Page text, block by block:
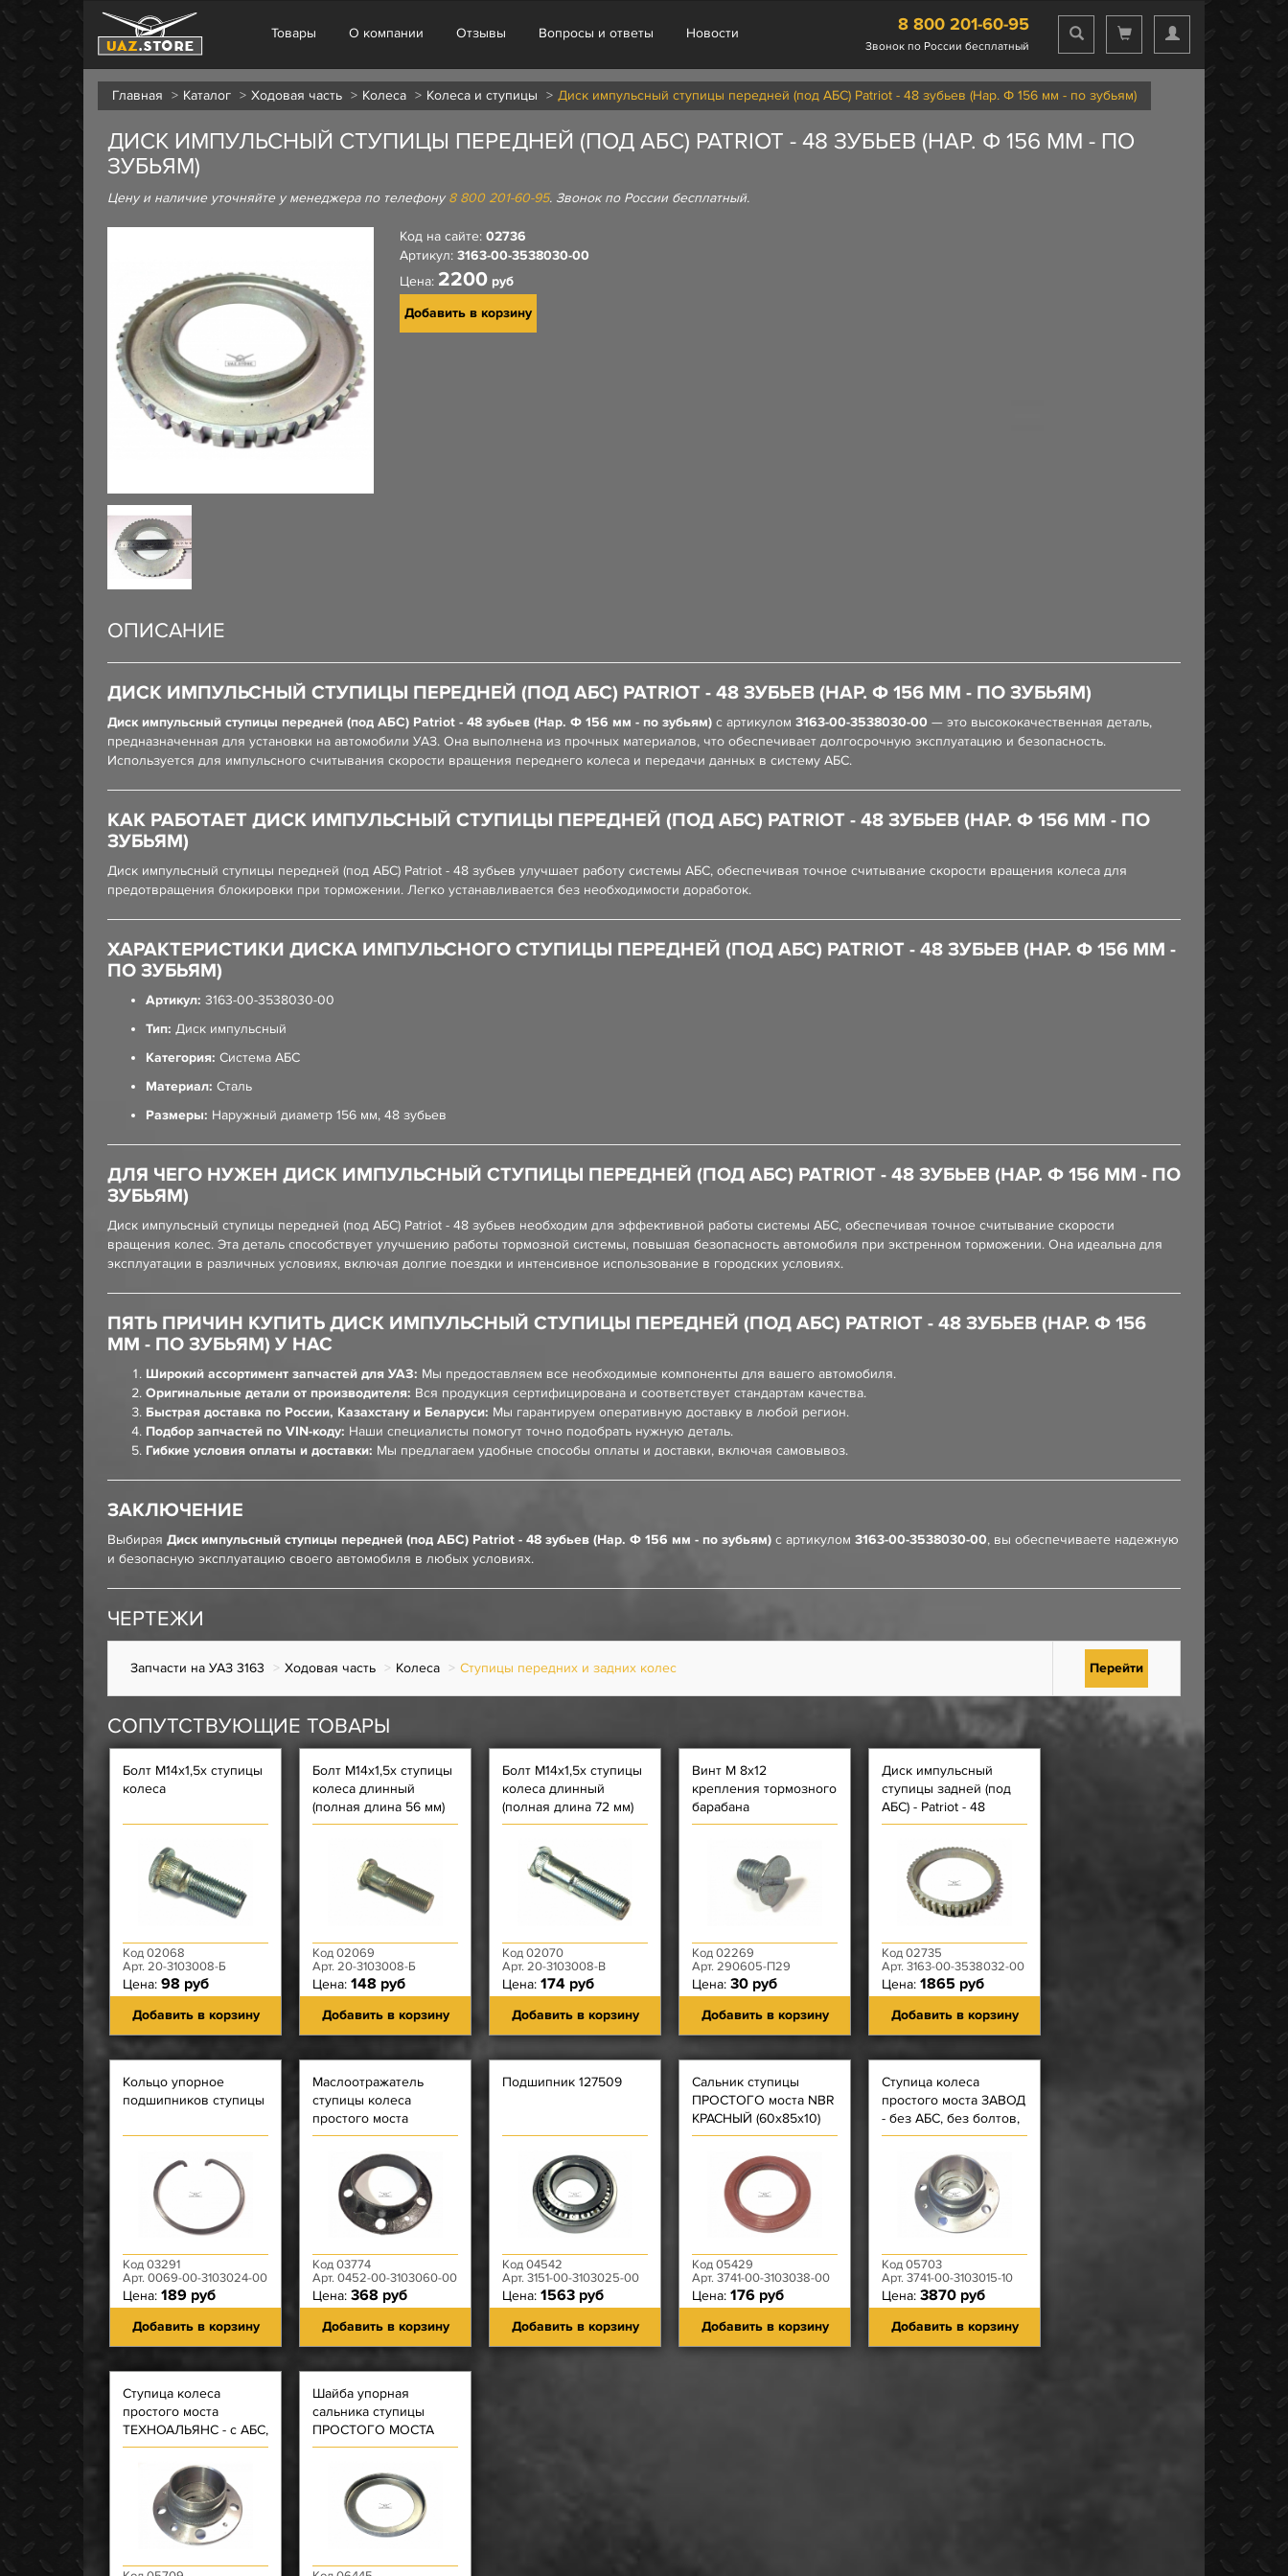
Товары О компании Отзывы Вопросы и ответы Новости 8 800 201-60-95
Звонок по России бесплатный
Главная Каталог Ходовая часть Колеса Колеса и ступицы Диск импульсный ступицы передней (под АБС) Patriot - 48 зубьев (Нар. Ф 156 мм - по зубьям)
ДИСК ИМПУЛЬСНЫЙ СТУПИЦЫ ПЕРЕДНЕЙ (ПОД АБС) PATRIOT - 48 ЗУБЬЕВ (НАР. Ф 156 ММ - ПО
ЗУБЬЯМ)
Цену и наличие уточняйте у менеджера по телефону8 800 201-60-95. Звонок по России бесплатный.
Код на сайте: 02736
Артикул: 3163-00-3538030-00
Цена: 2200 руб
Добавить в корзину
ОПИСАНИЕ
ДИСК ИМПУЛЬСНЫЙ СТУПИЦЫ ПЕРЕДНЕЙ (ПОД АБС) PATRIOT - 48 ЗУБЬЕВ (НАР. Ф 156 ММ - ПО ЗУБЬЯМ)
Диск импульсный ступицы передней (под АБС) Patriot - 48 зубьев (Нар. Ф 156 мм - по зубьям) с артикулом 3163-00-3538030-00 — это высококачественная деталь,
предназначенная для установки на автомобили УАЗ. Она выполнена из прочных материалов, что обеспечивает долгосрочную эксплуатацию и безопасность.
Используется для импульсного считывания скорости вращения переднего колеса и передачи данных в систему АБС.
КАК РАБОТАЕТ ДИСК ИМПУЛЬСНЫЙ СТУПИЦЫ ПЕРЕДНЕЙ (ПОД АБС) PATRIOT - 48 ЗУБЬЕВ (НАР. Ф 156 ММ - ПО
ЗУБЬЯМ)
Диск импульсный ступицы передней (под АБС) Patriot - 48 зубьев улучшает работу системы АБС, обеспечивая точное считывание скорости вращения колеса для
предотвращения блокировки при торможении. Легко устанавливается без необходимости доработок.
ХАРАКТЕРИСТИКИ ДИСКА ИМПУЛЬСНОГО СТУПИЦЫ ПЕРЕДНЕЙ (ПОД АБС) PATRIOT - 48 ЗУБЬЕВ (НАР. Ф 156 ММ -
ПО ЗУБЬЯМ)
Артикул: 3163-00-3538030-00
Тип: Диск импульсный
Категория: Система АБС
Материал: Сталь
Размеры: Наружный диаметр 156 мм, 48 зубьев
ДЛЯ ЧЕГО НУЖЕН ДИСК ИМПУЛЬСНЫЙ СТУПИЦЫ ПЕРЕДНЕЙ (ПОД АБС) PATRIOT - 48 ЗУБЬЕВ (НАР. Ф 156 ММ - ПО
ЗУБЬЯМ)
Диск импульсный ступицы передней (под АБС) Patriot - 48 зубьев необходим для эффективной работы системы АБС, обеспечивая точное считывание скорости
вращения колес. Эта деталь способствует улучшению работы тормозной системы, повышая безопасность автомобиля при экстренном торможении. Она идеальна для
эксплуатации в различных условиях, включая долгие поездки и интенсивное использование в городских условиях.
ПЯТЬ ПРИЧИН КУПИТЬ ДИСК ИМПУЛЬСНЫЙ СТУПИЦЫ ПЕРЕДНЕЙ (ПОД АБС) PATRIOT - 48 ЗУБЬЕВ (НАР. Ф 156
ММ - ПО ЗУБЬЯМ) У НАС
Широкий ассортимент запчастей для УАЗ: Мы предоставляем все необходимые компоненты для вашего автомобиля.
Оригинальные детали от производителя: Вся продукция сертифицирована и соответствует стандартам качества.
Быстрая доставка по России, Казахстану и Беларуси: Мы гарантируем оперативную доставку в любой регион.
Подбор запчастей по VIN-коду: Наши специалисты помогут точно подобрать нужную деталь.
Гибкие условия оплаты и доставки: Мы предлагаем удобные способы оплаты и доставки, включая самовывоз.
ЗАКЛЮЧЕНИЕ
Выбирая Диск импульсный ступицы передней (под АБС) Patriot - 48 зубьев (Нар. Ф 156 мм - по зубьям) с артикулом 3163-00-3538030-00, вы обеспечиваете надежную
и безопасную эксплуатацию своего автомобиля в любых условиях.
ЧЕРТЕЖИ
Запчасти на УАЗ 3163 Ходовая часть Колеса Ступицы передних и задних колес Перейти
СОПУТСТВУЮЩИЕ ТОВАРЫ
Болт М14х1,5х ступицы
колеса
Код 02068
Арт. 20-3103008-Б
Цена: 98 руб
Добавить в корзину
Болт М14х1,5х ступицы
колеса длинный
(полная длина 56 мм)
Код 02069
Арт. 20-3103008-Б
Цена: 148 руб
Добавить в корзину
Болт М14х1,5х ступицы
колеса длинный
(полная длина 72 мм)
Код 02070
Арт. 20-3103008-В
Цена: 174 руб
Добавить в корзину
Винт М 8х12
крепления тормозного
барабана
Код 02269
Арт. 290605-П29
Цена: 30 руб
Добавить в корзину
Диск импульсный
ступицы задней (под
АБС) - Patriot - 48
зубьев (Нар. Ф 105 мм -
по зубьям)
Код 02735
Арт. 3163-00-3538032-00
Цена: 1865 руб
Добавить в корзину
Кольцо упорное
подшипников ступицы
Код 03291
Арт. 0069-00-3103024-00
Цена: 189 руб
Добавить в корзину
Маслоотражатель
ступицы колеса
простого моста
Код 03774
Арт. 0452-00-3103060-00
Цена: 368 руб
Добавить в корзину
Подшипник 127509
Код 04542
Арт. 3151-00-3103025-00
Цена: 1563 руб
Добавить в корзину
Сальник ступицы
ПРОСТОГО моста NBR
КРАСНЫЙ (60х85х10)
Код 05429
Арт. 3741-00-3103038-00
Цена: 176 руб
Добавить в корзину
Ступица колеса
простого моста ЗАВОД
- без АБС, без болтов,
без подшипников, без
Код 05703
Арт. 3741-00-3103015-10
Цена: 3870 руб
Добавить в корзину
Ступица колеса
простого моста
ТЕХНОАЛЬЯНС - с АБС,
без болтов, без
подшипников, без
барабана
Шайба упорная
сальника ступицы
ПРОСТОГО МОСТА